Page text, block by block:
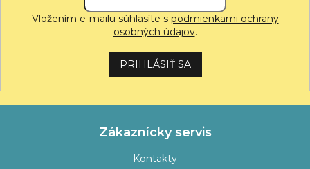
Vložením e-mailu súhlasíte s podmienkami ochrany
osobných údajov.
PRIHLÁSIŤ SA
Zákaznícky servis
Kontakty